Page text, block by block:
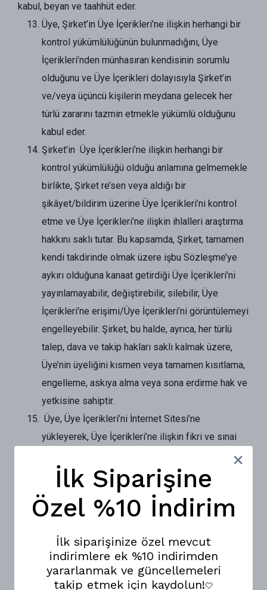
kabul, beyan ve taahhüt eder.
Üye, Şirket’in Üye İçerikleri’ne ilişkin herhangi bir
kontrol yükümlülüğünün bulunmadığını, Üye
İçerikleri’nden münhasıran kendisinin sorumlu
olduğunu ve Üye İçerikleri dolayısıyla Şirket’in
ve/veya üçüncü kişilerin meydana gelecek her
türlü zararını tazmin etmekle yükümlü olduğunu
kabul eder.
Şirket’in Üye İçerikleri’ne ilişkin herhangi bir
kontrol yükümlülüğü olduğu anlamına gelmemekle
birlikte, Şirket re’sen veya aldığı bir
şikâyet/bildirim üzerine Üye İçerikleri’ni kontrol
etme ve Üye İçerikleri’ne ilişkin ihlalleri araştırma
hakkını saklı tutar. Bu kapsamda, Şirket, tamamen
kendi takdirinde olmak üzere işbu Sözleşme’ye
aykırı olduğuna kanaat getirdiği Üye İçerikleri’ni
yayınlamayabilir, değiştirebilir, silebilir, Üye
İçerikleri’ne erişimi/Üye İçerikleri’ni görüntülemeyi
engelleyebilir. Şirket, bu halde, ayrıca, her türlü
talep, dava ve takip hakları saklı kalmak üzere,
Üye’nin üyeliğini kısmen veya tamamen kısıtlama,
engelleme, askıya alma veya sona erdirme hak ve
yetkisine sahiptir.
Üye, Üye İçerikleri’ni İnternet Sitesi’ne
yükleyerek, Üye İçerikleri’ne ilişkin fikri ve sınai
mülkiyet hakları ve sair hakların münhasıran sahibi
olduğunu, Üye İçerikleri’ne ilişkin başta 5486 sayılı
Fikir ve Sanat Eserleri Kanunu’ndan kaynaklanan
fikri haklar kapsamındaki mali hakları [yani; tespit
(FSEK m. 22), yayma hakkı (FSEK m. 23), temsil
hakkı (FSEK m. 24), işaret, ses ve/veya görüntü
nakline yarayan araçlarla umuma iletim hakkı
İlk Siparişine
Özel %10 İndirim
İlk siparişinize özel mevcut
indirimlere ek %10 indirimden
yararlanmak ve güncellemeleri
takip etmek için kaydolun!🤍